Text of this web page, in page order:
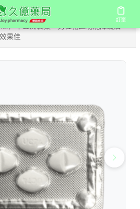
訂單
訂單
陽藥
/
）｜五洲製藥・男性勃起功能障礙治
果佳